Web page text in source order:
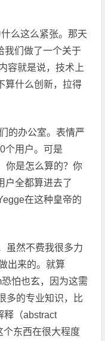
么这么紧张。那天
我们做了一个关于
容就是说，技术上
算什么创新，拉得
的办公室。表情严
个用户。可是
你是怎么算的？你
户全都算进去了
在这种皇帝的
虽然不费我很多力
出来的。就算
怕也玄，因为这需
多的专业知识，比
释（abstract
个东西在很大程度